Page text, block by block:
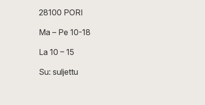
sivulla.
28100 PORI
Ma – Pe 10-18
La 10 – 15
Su: suljettu